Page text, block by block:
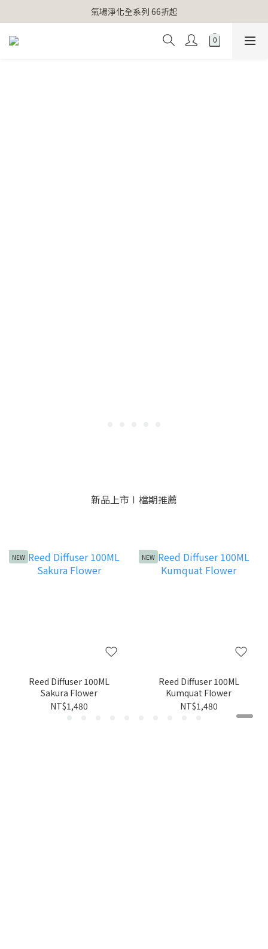
【官網獨家】首次消費 不限金額 即送 香遇熊超人行李吊牌
氣場淨化全系列 66折起
【官網獨家】首次消費 不限金額 即送 香遇熊超人行李吊牌
新品上市∣檔期推薦
NEW
Reed Diffuser 100ML
Sakura Flower
NT$1,480
NEW
Reed Diffuser 100ML
Kumquat Flower
NT$1,480